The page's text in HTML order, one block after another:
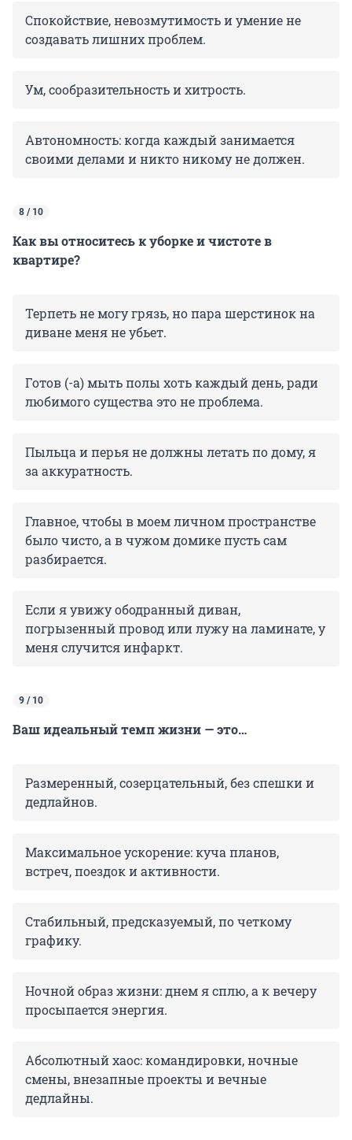
Спокойствие, невозмутимость и умение не
создавать лишних проблем.
Ум, сообразительность и хитрость.
Автономность: когда каждый занимается
своими делами и никто никому не должен.
8 / 10
Как вы относитесь к уборке и чистоте в
квартире?
Терпеть не могу грязь, но пара шерстинок на
диване меня не убьет.
Готов (-а) мыть полы хоть каждый день, ради
любимого существа это не проблема.
Пыльца и перья не должны летать по дому, я
за аккуратность.
Главное, чтобы в моем личном пространстве
было чисто, а в чужом домике пусть сам
разбирается.
Если я увижу ободранный диван,
погрызенный провод или лужу на ламинате, у
меня случится инфаркт.
9 / 10
Ваш идеальный темп жизни — это…
Размеренный, созерцательный, без спешки и
дедлайнов.
Максимальное ускорение: куча планов,
встреч, поездок и активности.
Стабильный, предсказуемый, по четкому
графику.
Ночной образ жизни: днем я сплю, а к вечеру
просыпается энергия.
Абсолютный хаос: командировки, ночные
смены, внезапные проекты и вечные
дедлайны.